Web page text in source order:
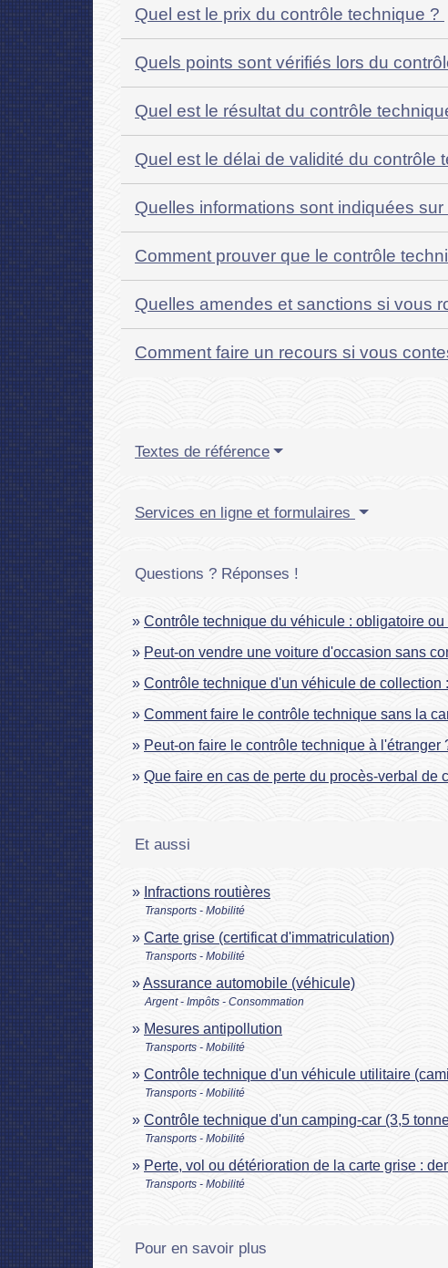
Quel est le prix du contrôle technique ?
Quels points sont vérifiés lors du
Quel est le résultat du contrôle
Quel est le délai de validité du contrôle
Quelles informations sont indiquées
Comment prouver que le contrôle
Quelles amendes et sanctions si vous
Comment faire un recours si vous
Textes de référence
Services en ligne et formulaires
Questions ? Réponses !
Contrôle technique du véhicule : obligatoire
Peut-on vendre une voiture d'occasion sans
Contrôle technique d'un véhicule de collection
Comment faire le contrôle technique sans la
Peut-on faire le contrôle technique à l'étranger
Que faire en cas de perte du procès-verbal de
Et aussi
Infractions routières
Transports - Mobilité
Carte grise (certificat d'immatriculation)
Transports - Mobilité
Assurance automobile (véhicule)
Argent - Impôts - Consommation
Mesures antipollution
Transports - Mobilité
Contrôle technique d'un véhicule utilitaire
Transports - Mobilité
Contrôle technique d'un camping-car (3,5
Transports - Mobilité
Perte, vol ou détérioration de la carte grise :
Transports - Mobilité
Pour en savoir plus